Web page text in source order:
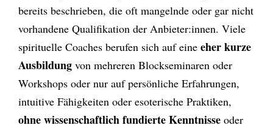
bereits beschrieben, die oft mangelnde oder gar nicht
vorhandene Qualifikation der Anbieter:innen. Viele
spirituelle Coaches berufen sich auf eine eher kurze
Ausbildung von mehreren Blockseminaren oder
Workshops oder nur auf persönliche Erfahrungen,
intuitive Fähigkeiten oder esoterische Praktiken,
ohne wissenschaftlich fundierte Kenntnisse oder